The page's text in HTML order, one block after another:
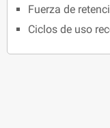
Fuerza de
Ciclos de uso